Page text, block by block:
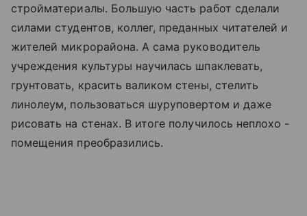
стройматериалы. Большую часть работ сделали
силами студентов, коллег, преданных читателей и
жителей микрорайона. А сама руководитель
учреждения культуры научилась шпаклевать,
грунтовать, красить валиком стены, стелить
линолеум, пользоваться шуруповертом и даже
рисовать на стенах. В итоге получилось неплохо -
помещения преобразились.